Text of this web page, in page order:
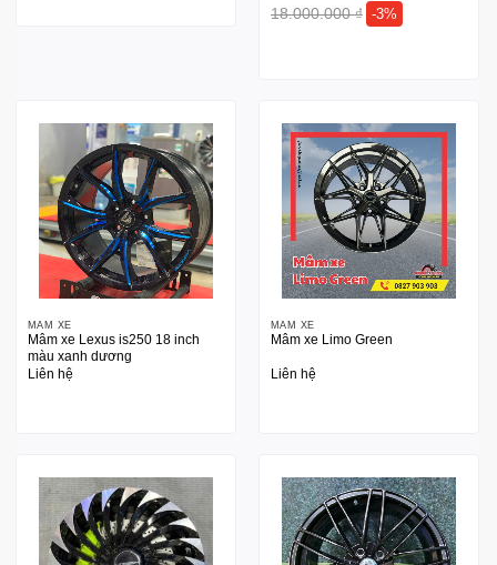
18.000.000₫ -3%
MÂM XE
Mâm xe Lexus is250 18 inch
màu xanh dương
Liên hệ
MÂM XE
Mâm xe Limo Green
Liên hệ